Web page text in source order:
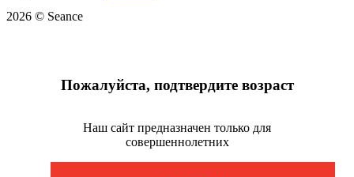
2026 © Seance
Пожалуйста, подтвердите возраст
Наш сайт предназначен только для
совершеннолетних